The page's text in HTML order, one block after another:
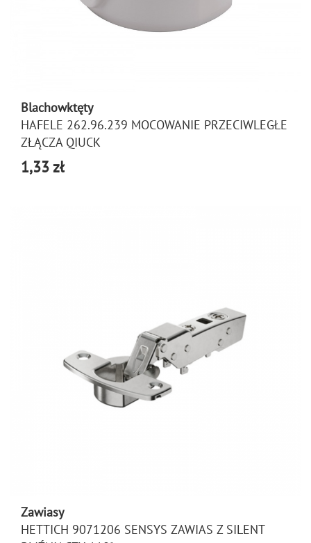
Blachowktęty
HAFELE 262.96.239 MOCOWANIE PRZECIWLEGŁE
ZŁĄCZA QIUCK
1,33 zł
Zawiasy
HETTICH 9071206 SENSYS ZAWIAS Z SILENT